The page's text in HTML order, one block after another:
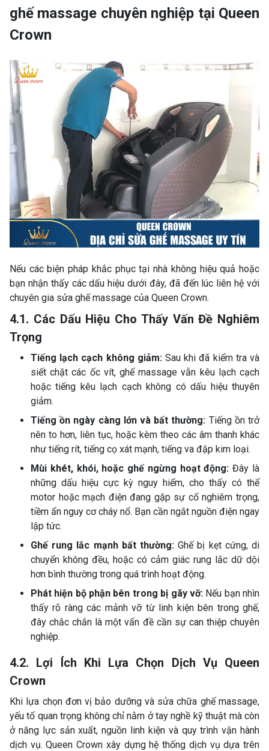
ghế massage chuyên nghiệp tại Queen
Crown
Nếu các biện pháp khắc phục tại nhà không hiệu quả hoặc
bạn nhận thấy các dấu hiệu dưới đây, đã đến lúc liên hệ với
chuyên gia sửa ghế massage của Queen Crown.
4.1. Các Dấu Hiệu Cho Thấy Vấn Đề Nghiêm
Trọng
Tiếng lạch cạch không giảm:Sau khi đã kiểm tra và
siết chặt các ốc vít, ghế massage vẫn kêu lạch cạch
hoặc tiếng kêu lạch cạch không có dấu hiệu thuyên
giảm.
Tiếng ồn ngày càng lớn và bất thường: Tiếng ồn trở
nên to hơn, liên tục, hoặc kèm theo các âm thanh khác
như tiếng rít, tiếng cọ xát mạnh, tiếng va đập kim loại.
Mùi khét, khói, hoặc ghế ngừng hoạt động: Đây là
những dấu hiệu cực kỳ nguy hiểm, cho thấy có thể
motor hoặc mạch điện đang gặp sự cố nghiêm trọng,
tiềm ẩn nguy cơ cháy nổ. Bạn cần ngắt nguồn điện ngay
lập tức.
Ghế rung lắc mạnh bất thường: Ghế bị kẹt cứng, di
chuyển không đều, hoặc có cảm giác rung lắc dữ dội
hơn bình thường trong quá trình hoạt động.
Phát hiện bộ phận bên trong bị gãy vỡ:Nếu bạn nhìn
thấy rõ ràng các mảnh vỡ từ linh kiện bên trong ghế,
đây chắc chắn là một vấn đề cần sự can thiệp chuyên
nghiệp.
4.2. Lợi Ích Khi Lựa Chọn Dịch Vụ Queen
Crown
Khi lựa chọn đơn vị bảo dưỡng và sửa chữa ghế massage,
yếu tố quan trọng không chỉ nằm ở tay nghề kỹ thuật mà còn
ở năng lực sản xuất, nguồn linh kiện và quy trình vận hành
dịch vụ. Queen Crown xây dựng hệ thống dịch vụ dựa trên